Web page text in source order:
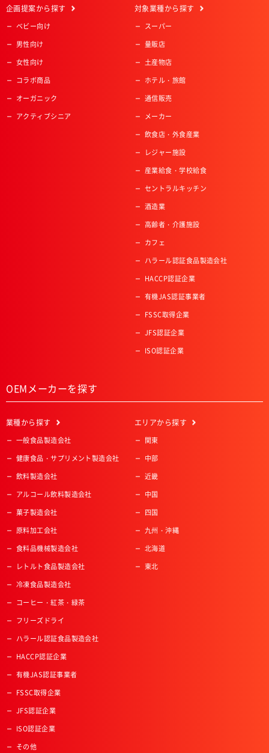
企画提案から探す
ベビー向け
男性向け
女性向け
コラボ商品
オーガニック
アクティブシニア
対象業種から探す
スーパー
量販店
土産物店
ホテル・旅館
通信販売
メーカー
飲食店・外食産業
レジャー施設
産業給食・学校給食
セントラルキッチン
酒造業
高齢者・介護施設
カフェ
ハラール認証食品製造会社
HACCP認証企業
有機JAS認証事業者
FSSC取得企業
JFS認証企業
ISO認証企業
OEMメーカーを探す
業種から探す
一般食品製造会社
健康食品・サプリメント製造会社
飲料製造会社
アルコール飲料製造会社
菓子製造会社
原料加工会社
食料品機械製造会社
レトルト食品製造会社
冷凍食品製造会社
コーヒー・紅茶・緑茶
フリーズドライ
ハラール認証食品製造会社
HACCP認証企業
有機JAS認証事業者
FSSC取得企業
JFS認証企業
ISO認証企業
その他
エリアから探す
関東
中部
近畿
中国
四国
九州・沖縄
北海道
東北